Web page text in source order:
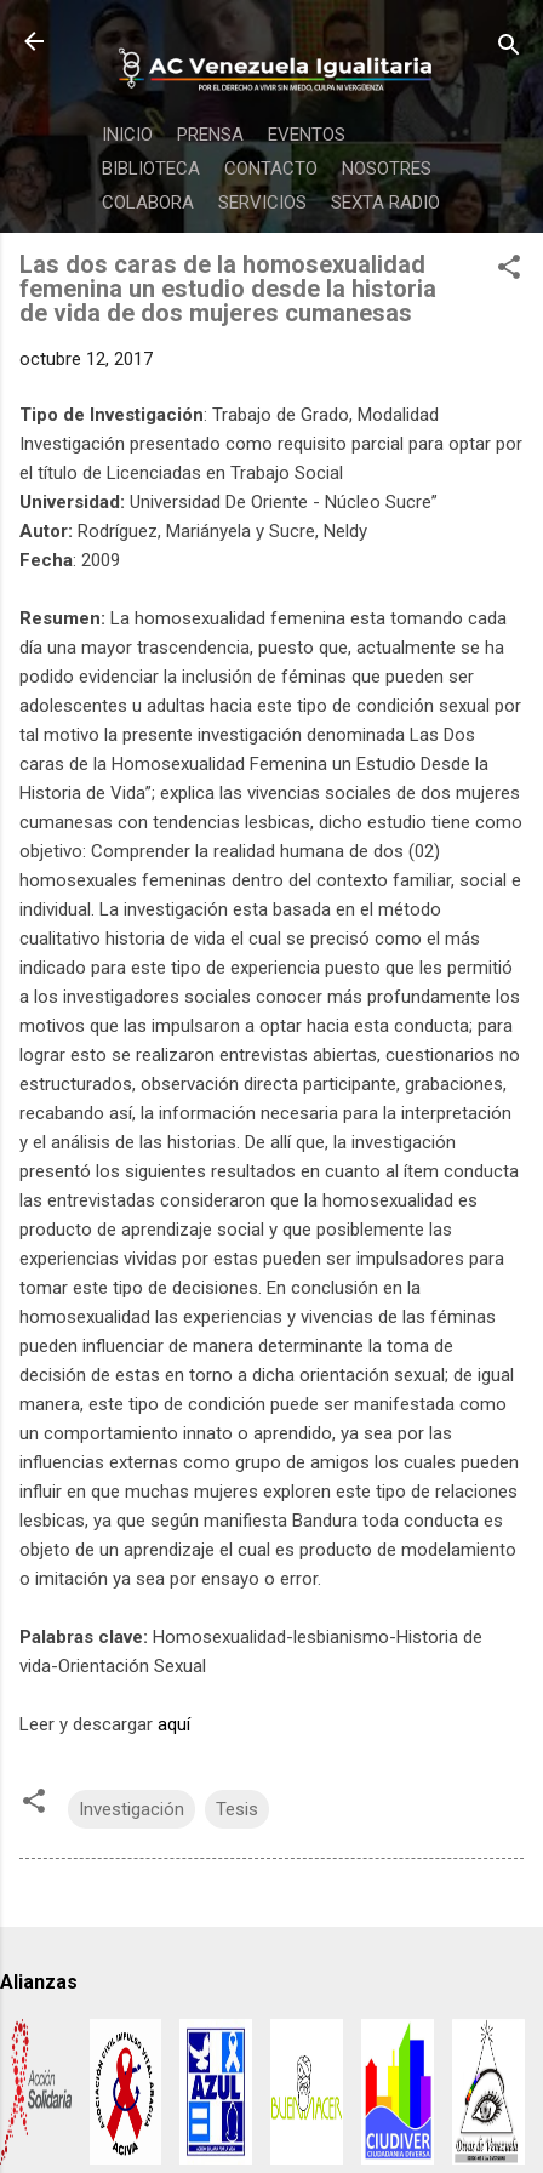
Ir al contenido principal
INICIO PRENSA
EVENTOS
BIBLIOTECA
CONTACTO
NOSOTRES
COLABORA
SERVICIOS SEXTA RADIO
Las dos caras de la homosexualidad
femenina un estudio desde la historia
de vida de dos mujeres cumanesas
octubre 12, 2017
Tipo de Investigación: Trabajo de Grado, Modalidad
Investigación presentado como requisito parcial para optar por
el título de Licenciadas en Trabajo Social
Universidad: Universidad De Oriente - Núcleo Sucre”
Autor: Rodríguez, Mariányela y Sucre, Neldy
Fecha: 2009
Resumen: La homosexualidad femenina esta tomando cada
día una mayor trascendencia, puesto que, actualmente se ha
podido evidenciar la inclusión de féminas que pueden ser
adolescentes u adultas hacia este tipo de condición sexual por
tal motivo la presente investigación denominada Las Dos
caras de la Homosexualidad Femenina un Estudio Desde la
Historia de Vida”; explica las vivencias sociales de dos mujeres
cumanesas con tendencias lesbicas, dicho estudio tiene como
objetivo: Comprender la realidad humana de dos (02)
homosexuales femeninas dentro del contexto familiar, social e
individual. La investigación esta basada en el método
cualitativo historia de vida el cual se precisó como el más
indicado para este tipo de experiencia puesto que les permitió
a los investigadores sociales conocer más profundamente los
motivos que las impulsaron a optar hacia esta conducta; para
lograr esto se realizaron entrevistas abiertas, cuestionarios no
estructurados, observación directa participante, grabaciones,
recabando así, la información necesaria para la interpretación
y el análisis de las historias. De allí que, la investigación
presentó los siguientes resultados en cuanto al ítem conducta
las entrevistadas consideraron que la homosexualidad es
producto de aprendizaje social y que posiblemente las
experiencias vividas por estas pueden ser impulsadores para
tomar este tipo de decisiones. En conclusión en la
homosexualidad las experiencias y vivencias de las féminas
pueden influenciar de manera determinante la toma de
decisión de estas en torno a dicha orientación sexual; de igual
manera, este tipo de condición puede ser manifestada como
un comportamiento innato o aprendido, ya sea por las
influencias externas como grupo de amigos los cuales pueden
influir en que muchas mujeres exploren este tipo de relaciones
lesbicas, ya que según manifiesta Bandura toda conducta es
objeto de un aprendizaje el cual es producto de modelamiento
o imitación ya sea por ensayo o error.
Palabras clave: Homosexualidad-lesbianismo-Historia de
vida-Orientación Sexual
Leer y descargar aquí
Investigación Tesis
Alianzas